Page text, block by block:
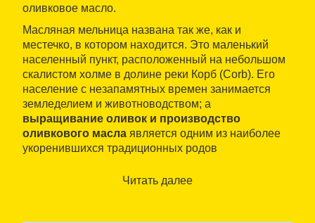
оливковое масло.
Масляная мельница названа так же, как и
местечко, в котором находится. Это маленький
населенный пункт, расположенный на небольшом
скалистом холме в долине реки Корб (Corb). Его
население с незапамятных времен занимается
земледелием и животноводством; а
выращивание оливок и производство
оливкового масла является одним из наиболее
укоренившихся традиционных родов
Читать далее